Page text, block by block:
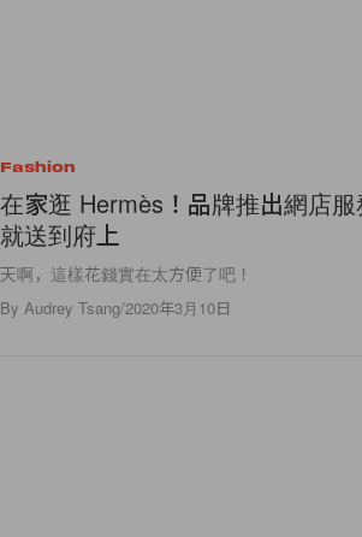
Fashion
在家逛 Hermès！品牌推出網店
就送到府上
天啊，這樣花錢實在太方便了吧！
By Audrey Tsang/2020年3月10日